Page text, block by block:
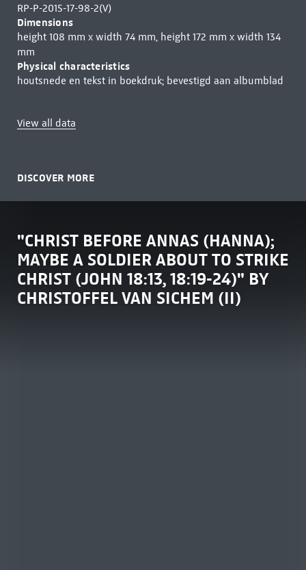
RP-P-2015-17-98-2(V)
Dimensions
height 108 mm x width 74 mm, height 172 mm x width 134
mm
Physical characteristics
houtsnede en tekst in boekdruk; bevestigd aan albumblad
View all data
DISCOVER MORE
"CHRIST BEFORE ANNAS (HANNA);
MAYBE A SOLDIER ABOUT TO STRIKE
CHRIST (JOHN 18:13, 18:19-24)" BY
CHRISTOFFEL VAN SICHEM (II)